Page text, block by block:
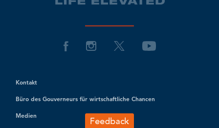
Kontakt
Büro des Gouverneurs für wirtschaftliche Chancen
Medien